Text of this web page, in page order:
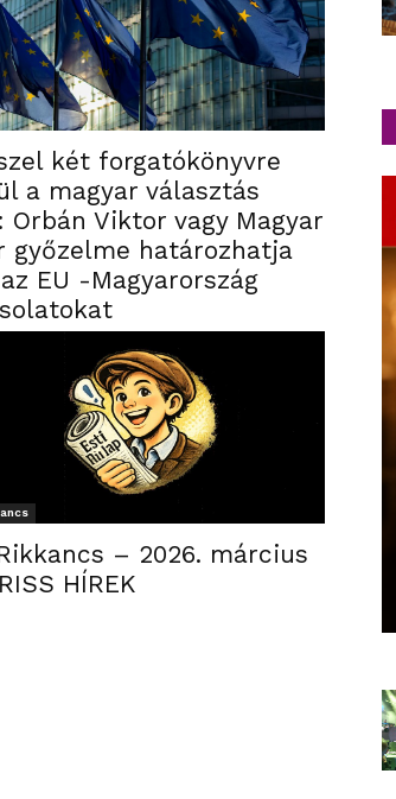
két forgatókönyvre
a magyar választás
Orbán Viktor vagy Magyar
győzelme határozhatja
EU -Magyarország
– 2026. március
HÍREK